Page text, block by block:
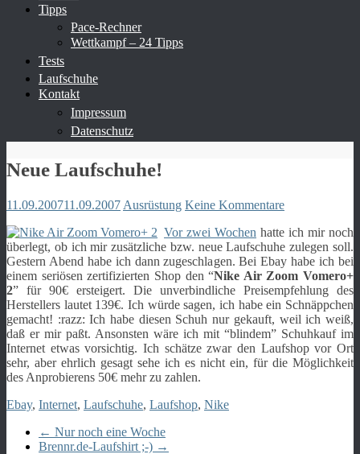
Tipps
Pace-Rechner
Wettkampf – 24 Tipps
Tests
Laufschuhe
Kontakt
Impressum
Datenschutz
Neue Laufschuhe!
11.09.200711.09.2007 Ausrüstung Keine Kommentare
Vor zwei Wochen hatte ich mir noch
überlegt, ob ich mir zusätzliche bzw. neue Laufschuhe zulegen soll.
Gestern Abend habe ich dann zugeschlagen. Bei Ebay habe ich bei
einem seriösen zertifizierten Shop den “Nike Air Zoom Vomero+
2” für 90€ ersteigert. Die unverbindliche Preisempfehlung des
Herstellers lautet 139€. Ich würde sagen, ich habe ein Schnäppchen
gemacht! :razz: Ich habe diesen Schuh nur gekauft, weil ich weiß,
daß er mir paßt. Ansonsten wäre ich mit “blindem” Schuhkauf im
Internet etwas vorsichtig. Ich schätze zwar den Laufshop vor Ort
sehr, aber ehrlich gesagt sehe ich es nicht ein, für die Möglichkeit
des Anprobierens 50€ mehr zu zahlen.
Ebay, Internet, Laufschuhe, Laufshop, Nike
← Nur noch eine Woche
Brennr.de-Laufshirt ;-) →